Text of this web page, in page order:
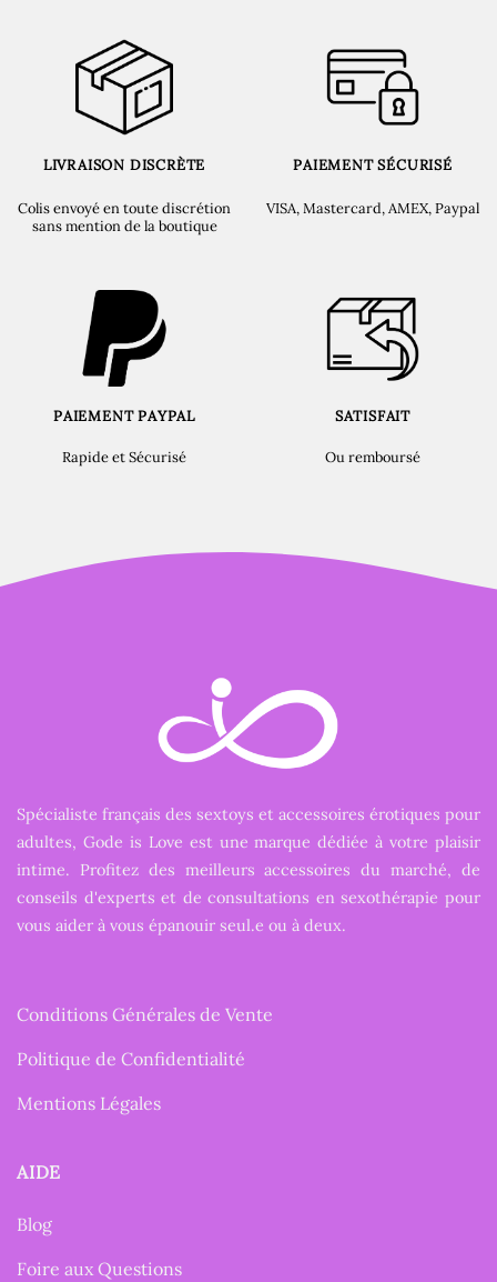
LIVRAISON DISCRÈTE
Colis envoyé en toute discrétion
sans mention de la boutique
PAIEMENT SÉCURISÉ
VISA, Mastercard, AMEX, Paypal
PAIEMENT PAYPAL
Rapide et Sécurisé
SATISFAIT
Ou remboursé
Spécialiste français des sextoys et accessoires érotiques pour
adultes, Gode is Love est une marque dédiée à votre plaisir
intime. Profitez des meilleurs accessoires du marché, de
conseils d'experts et de consultations en sexothérapie pour
vous aider à vous épanouir seul.e ou à deux.
Conditions Générales de Vente
Politique de Confidentialité
Mentions Légales
AIDE
Blog
Foire aux Questions